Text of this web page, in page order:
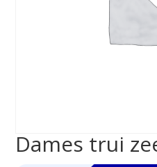
Dames trui